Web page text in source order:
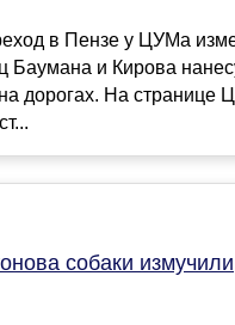
в Пензе у ЦУМа
Баумана и Кирова
дорогах. На странице
собаки измучили